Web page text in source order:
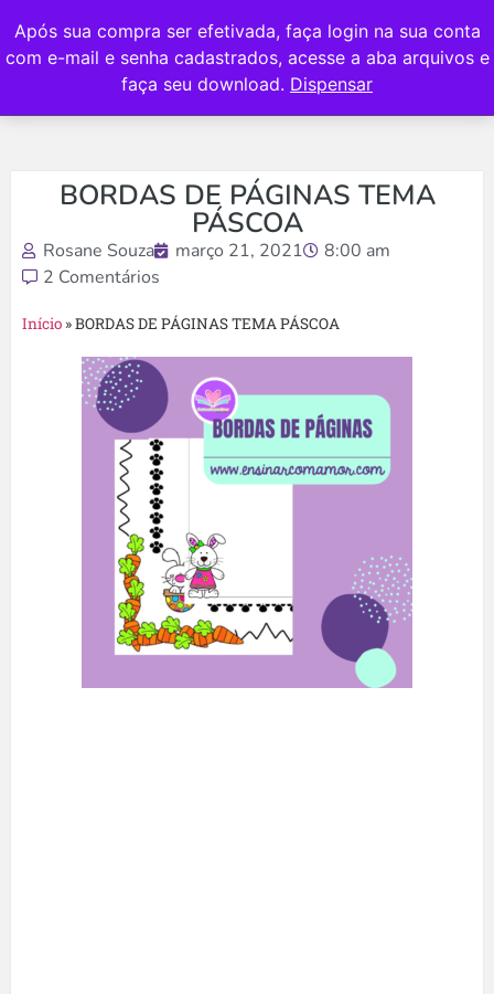
Após sua compra ser efetivada, faça login na sua conta
com e-mail e senha cadastrados, acesse a aba arquivos e
faça seu download. Dispensar
BORDAS DE PÁGINAS TEMA
PÁSCOA
Rosane Souza março 21, 2021
8:00 am
2 Comentários
Início »BORDAS DE PÁGINAS TEMA PÁSCOA